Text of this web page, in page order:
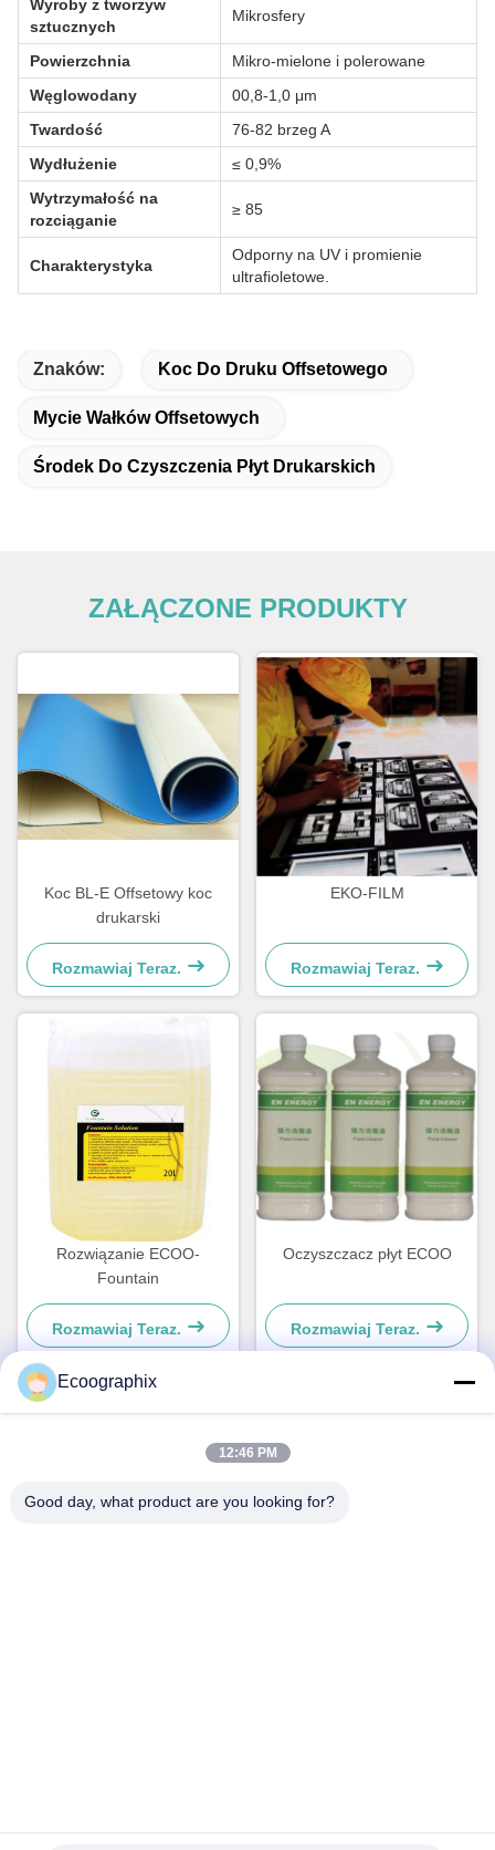
Wyroby z tworzyw
sztucznych
Mikrosfery
Powierzchnia
Mikro-mielone i polerowane
Węglowodany
00,8-1,0 μm
Twardość
76-82 brzeg A
Wydłużenie
≤ 0,9%
Wytrzymałość na
rozciąganie
≥ 85
Charakterystyka
Odporny na UV i promienie
ultrafioletowe.
Znaków: Koc Do Druku Offsetowego
Mycie Wałków Offsetowych
Środek Do Czyszczenia Płyt Drukarskich
ZAŁĄCZONE PRODUKTY
Koc BL-E Offsetowy koc
drukarski
Rozmawiaj Teraz.
EKO-FILM
Rozmawiaj Teraz.
Rozwiązanie ECOO-
Fountain
Rozmawiaj Teraz.
Oczyszczacz płyt ECOO
Rozmawiaj Teraz.
Adres
Ecoographix
12:46 PM
Good day, what product are you looking for?